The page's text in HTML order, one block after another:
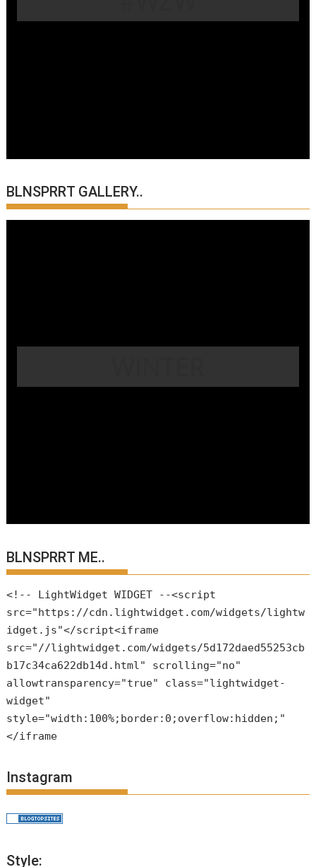
BLNSPRRT GALLERY..
BLNSPRRT ME..
<!-- LightWidget WIDGET --<script
src="https://cdn.lightwidget.com/widgets/lightw
idget.js"</script<iframe
src="//lightwidget.com/widgets/5d172daed55253cb
b17c34ca622db14d.html" scrolling="no"
allowtransparency="true" class="lightwidget-
widget"
style="width:100%;border:0;overflow:hidden;"
</iframe
Instagram
Style: